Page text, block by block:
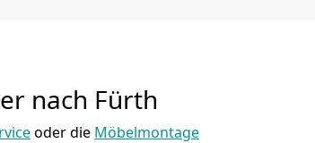
nach Fürth
oder die Möbelmontage